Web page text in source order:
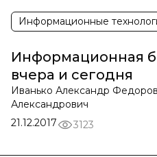
Информационные
Информационная
вчера и сегодня
Иванько Александр
Александрович
21.12.2017
3123